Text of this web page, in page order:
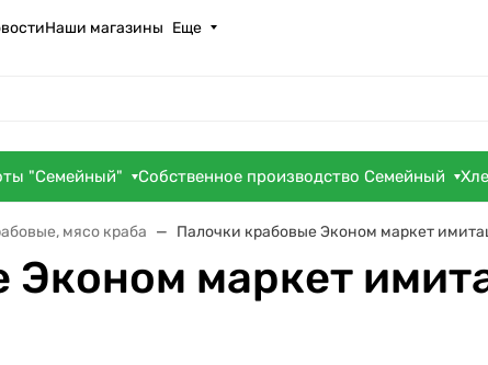
Наши магазины Еще
"Семейный" Собственное производство Семейный
мясо краба Палочки крабовые Эконом маркет
Эконом маркет